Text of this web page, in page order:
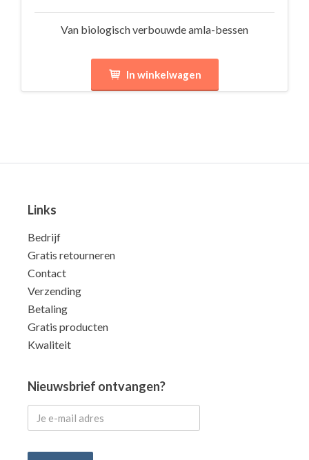
Van biologisch verbouwde amla-bessen
In winkelwagen
Links
Bedrijf
Gratis retourneren
Contact
Verzending
Betaling
Gratis producten
Kwaliteit
Nieuwsbrief ontvangen?